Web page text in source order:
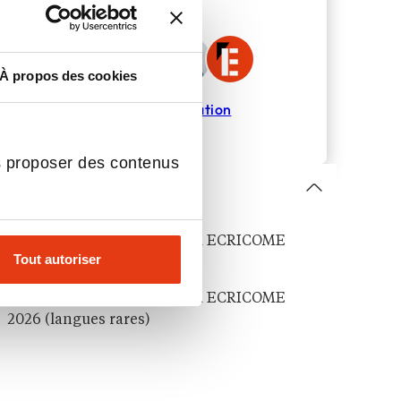
À propos des cookies
des contenus
Tout autoriser
qui vous correspond.
Trouver ma formation
Le sujet de langue vivante A ECRICOME
2026
Le sujet de langue vivante A ECRICOME
2026 (langues rares)